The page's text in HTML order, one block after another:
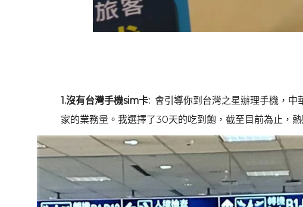
1.沒有台灣手機sim卡: 會引導你到台灣之星辦理手機，中
家的業務量。我選擇了30天的吃到飽，截至目前為止，